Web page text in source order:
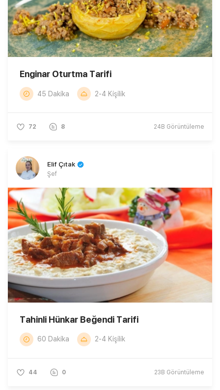
Enginar Oturtma Tarifi
45 Dakika 2-4 Kişilik
72 8 24B Görüntüleme
Elif Çıtak
Şef
Tahinli Hünkar Beğendi Tarifi
60 Dakika 2-4 Kişilik
44 0 23B Görüntüleme